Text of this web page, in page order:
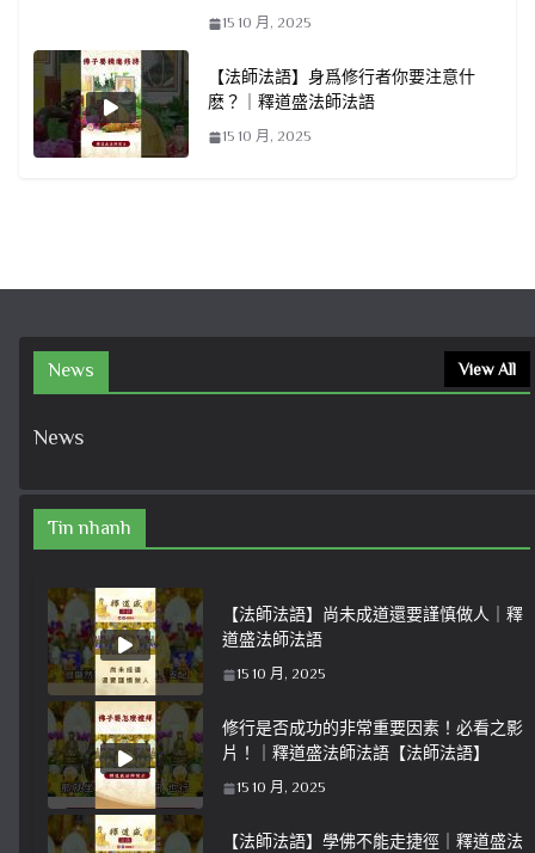
15 10 月, 2025
【法師法語】身爲修行者你要注意什
麽？｜釋道盛法師法語
15 10 月, 2025
News View All
News
Tin nhanh
【法師法語】尚未成道還要謹慎做人｜釋
道盛法師法語
15 10 月, 2025
修行是否成功的非常重要因素！必看之影
片！｜釋道盛法師法語【法師法語】
15 10 月, 2025
【法師法語】學佛不能走捷徑｜釋道盛法